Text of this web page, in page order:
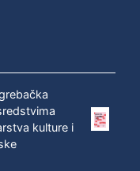
kulture i